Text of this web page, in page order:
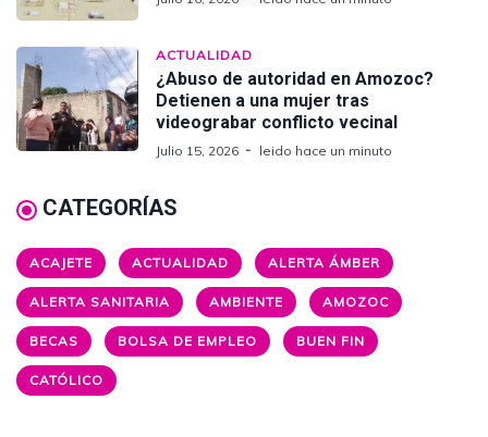
ACTUALIDAD
¿Abuso de autoridad en Amozoc?
Detienen a una mujer tras
videograbar conflicto vecinal
Julio 15, 2026 leido hace un minuto
CATEGORÍAS
ACAJETE ACTUALIDAD ALERTA ÁMBER
ALERTA SANITARIA AMBIENTE AMOZOC
BECAS BOLSA DE EMPLEO BUEN FIN
CATÓLICO